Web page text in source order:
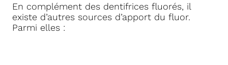
En complément des dentifrices fluorés, il
existe d’autres sources d’apport du fluor.
Parmi elles :